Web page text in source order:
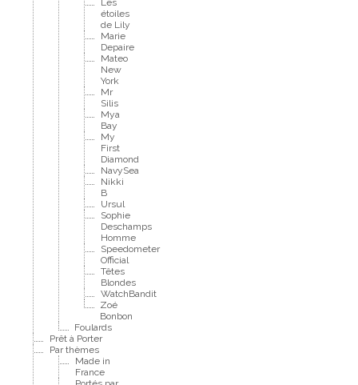
Les
étoiles
de Lily
Marie
Depaire
Mateo
New
York
Mr
Silis
Mya
Bay
My
First
Diamond
NavySea
Nikki
B
Ursul
Sophie
Deschamps
Homme
Speedometer
Official
Têtes
Blondes
WatchBandit
Zoé
Bonbon
Foulards
Prêt à Porter
Par thèmes
Made in
France